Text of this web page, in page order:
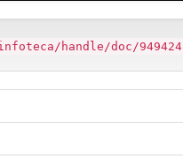
handle/doc/949424